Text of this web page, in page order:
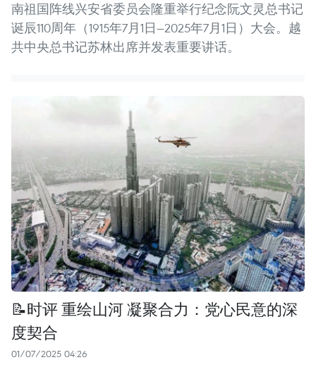
南祖国阵线兴安省委员会隆重举行纪念阮文灵总书记
诞辰110周年（1915年7月1日—2025年7月1日）大会。越
共中央总书记苏林出席并发表重要讲话。
📝时评 重绘山河 凝聚合力：党心民意的深
度契合
01/07/2025 04:26